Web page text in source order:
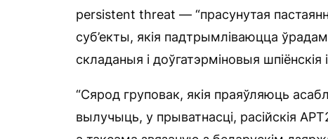
persistent threat — “прасунутая
суб’екты, якія падтрымліваюцца
складаныя і доўгатэрміновыя шпіёнскія
“Сярод груповак, якія праяўляюць
вылучыць, у прыватнасці, расійскія